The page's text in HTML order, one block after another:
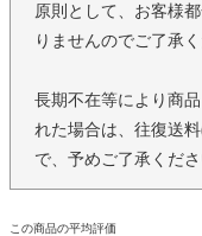
原則として、お客様
りませんのでご了承く
長期不在等により商
れた場合は、往復送
で、予めご了承くださ